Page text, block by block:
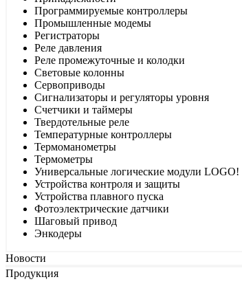
Программируемые контроллеры
Промышленные модемы
Регистраторы
Реле давления
Реле промежуточные и колодки
Световые колонны
Сервоприводы
Сигнализаторы и регуляторы уровня
Счетчики и таймеры
Твердотельные реле
Температурные контроллеры
Термоманометры
Термометры
Универсальные логические модули LOGO!
Устройства контроля и защиты
Устройства плавного пуска
Фотоэлектрические датчики
Шаговый привод
Энкодеры
Новости
Продукция